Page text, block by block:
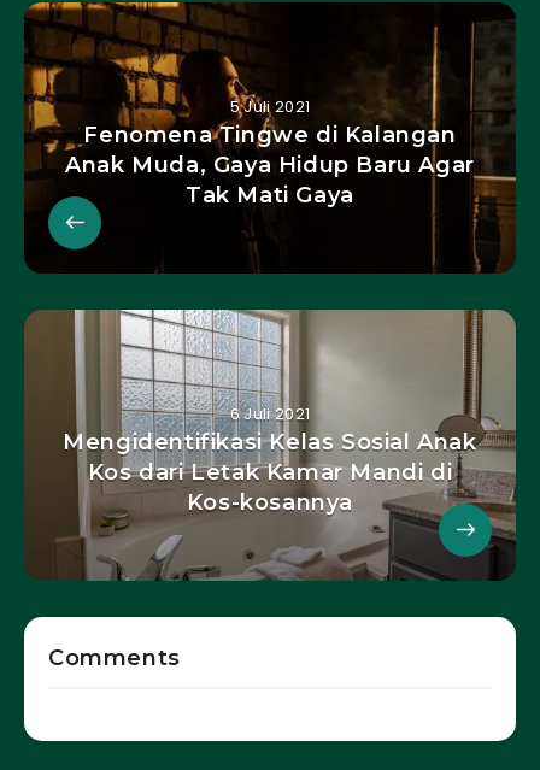
5 Juli 2021
Fenomena Tingwe di Kalangan
Anak Muda, Gaya Hidup Baru Agar
Tak Mati Gaya
6 Juli 2021
Mengidentifikasi Kelas Sosial Anak
Kos dari Letak Kamar Mandi di
Kos-kosannya
Comments